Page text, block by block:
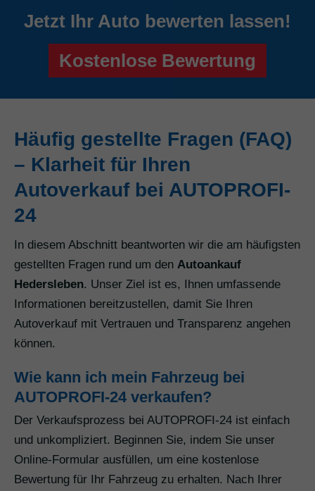
Jetzt Ihr Auto bewerten lassen!
Kostenlose Bewertung
Häufig gestellte Fragen (FAQ)
– Klarheit für Ihren
Autoverkauf bei AUTOPROFI-
24
In diesem Abschnitt beantworten wir die am häufigsten
gestellten Fragen rund um den Autoankauf
Hedersleben. Unser Ziel ist es, Ihnen umfassende
Informationen bereitzustellen, damit Sie Ihren
Autoverkauf mit Vertrauen und Transparenz angehen
können.
Wie kann ich mein Fahrzeug bei
AUTOPROFI-24 verkaufen?
Der Verkaufsprozess bei AUTOPROFI-24 ist einfach
und unkompliziert. Beginnen Sie, indem Sie unser
Online-Formular ausfüllen, um eine kostenlose
Bewertung für Ihr Fahrzeug zu erhalten. Nach Ihrer